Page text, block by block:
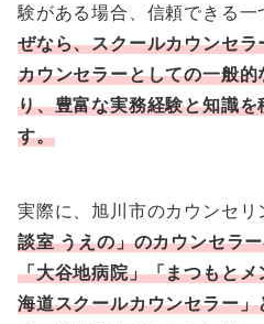
験がある場合、信頼できる
ぜなら、スクールカウンセ
カウンセラーとしての一般
り、豊富な実務経験と知識
す。
実際に、旭川市のカウンセリ
談室 うえの」のカウンセラ
「大谷地病院」「まつもと
海道スクールカウンセラー